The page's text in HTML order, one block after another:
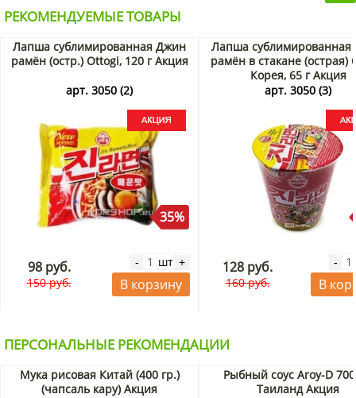
Приобрести Острый соевый соус для тушения курицы
Ottogi (Оттоги) можно в интернет-магазине KorShop.ru с
России почтой или транспортной компанией.
РЕКОМЕНДУЕМЫЕ ТОВАРЫ
Лапша сублимированная Джин
рамён (остр.) Ottogi, 120 г Акция
арт. 3050 (2)
35%
98 руб.
150 руб.
- шт +
В корзину
Лапша
рамён в стакане (острая)
Корея, 65 г Акция
арт. 3050 (3)
128 руб.
160 руб.
-
В
ПЕРСОНАЛЬНЫЕ РЕКОМЕНДАЦИИ
Мука рисовая Китай (400 гр.)
(чапсаль кару) Акция
Рыбный соус Aroy-D
Таиланд Акция